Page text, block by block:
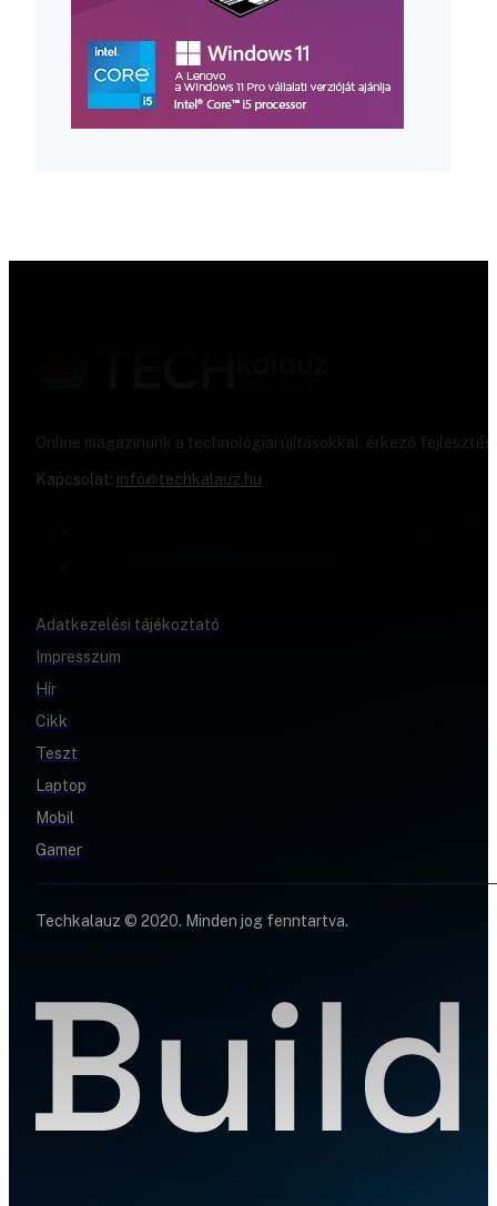
Online magazinunk a technológiai újításokkal, érkező
Kapcsolat: info@techkalauz.hu
Adatkezelési tájékoztató
Impresszum
Hír
Cikk
Teszt
Laptop
Mobil
Gamer
Techkalauz © 2020. Minden jog fenntartva.